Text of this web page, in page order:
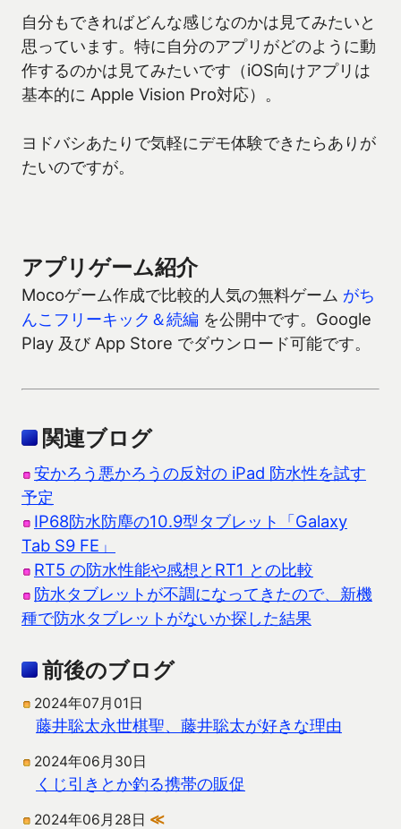
自分もできればどんな感じなのかは見てみたいと
思っています。特に自分のアプリがどのように動
作するのかは見てみたいです（iOS向けアプリは
基本的に Apple Vision Pro対応）。
ヨドバシあたりで気軽にデモ体験できたらありが
たいのですが。
アプリゲーム紹介
Mocoゲーム作成で比較的人気の無料ゲーム がち
んこフリーキック＆続編 を公開中です。Google
Play 及び App Store でダウンロード可能です。
関連ブログ
安かろう悪かろうの反対の iPad 防水性を試す
予定
IP68防水防塵の10.9型タブレット「Galaxy
Tab S9 FE」
RT5 の防水性能や感想とRT1 との比較
防水タブレットが不調になってきたので、新機
種で防水タブレットがないか探した結果
前後のブログ
2024年07月01日
藤井聡太永世棋聖、藤井聡太が好きな理由
2024年06月30日
くじ引きとか釣る携帯の販促
2024年06月28日 ≪